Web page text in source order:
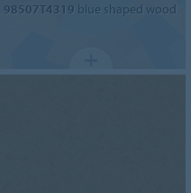
98507T4319 blue shaped wood